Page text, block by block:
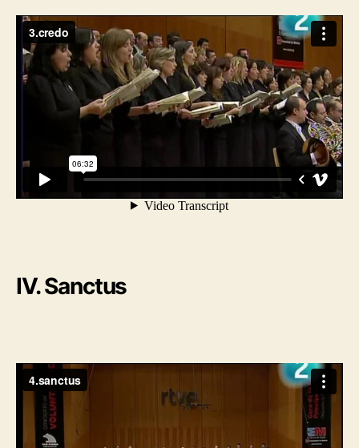
IV. Sanctus